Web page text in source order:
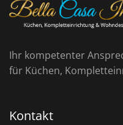
Ihr kompetenter
für Küchen,
Kontakt